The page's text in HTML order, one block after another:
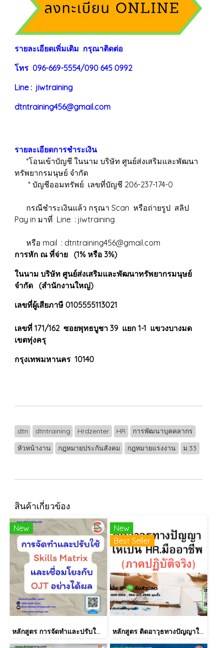
รายละเอียดเพิ่มเติม กรุณาติดต่อ
โทร 096-669-5554/090 645 0992
Line : jiwtraining
dtntraining456@gmail.com
รายละเอียดการชำระเงิน
*โอนเข้าบัญชี ในนาม บริษัท ศูนย์ส่งเสริมและพัฒนา
ทรัพยากรมนุษย์ จำกัด
* บัญชีออมทรัพย์ เลขที่บัญชี 206-237-174-0
กรณีชำระเงินแล้ว กรุณา Scan หรือถ่ายรูป สลิป
Pay in มาที่ Line : jiwtraining
หรือ mail : dtntraining456@gmail.com
การหัก ณ ที่จ่าย (1% หรือ 3%)
ในนาม บริษัท ศูนย์ส่งเสริมและพัฒนาทรัพยากรมนุษย์
จำกัด (สำนักงานใหญ่)
เลขที่ผู้เสียภาษี 0105555113021
เลขที่ 171/162 ซอยพุทธบูชา 39 แยก 1-1 แขวงบางมด
เขตทุ่งครุ
กรุงเทพมหานคร 10140
dtn dtntraining Hrdzenter HR
การพัฒนาบุคคลากร
หัวหน้างาน
กฎหมายประกันสังคม กฎหมายแรงงาน ม.33
สินค้าเกี่ยวข้อง
New
หลักสูตร การจัดทำและปรับใช้ Skill Matrix อย่างได้ผล (Skill Matrix Setting & Implementation)
New
Best Seller
หลักสูตร ติดอาวุธทางปัญญาให้เป็น HR.มืออาชีพ (ภาคปฏิบัติจริง)